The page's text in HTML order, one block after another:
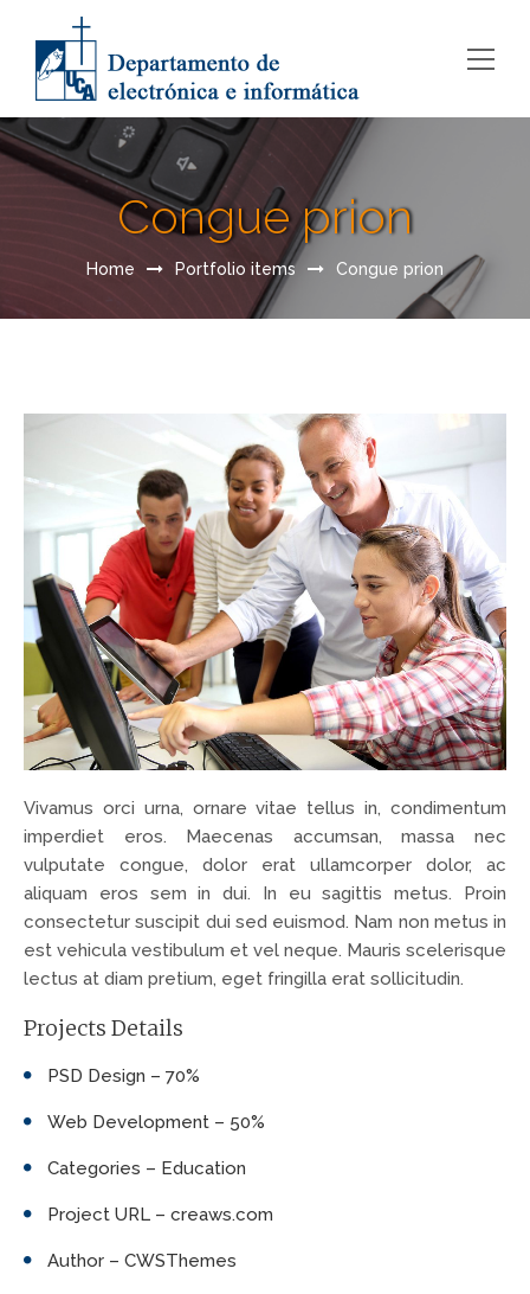
Congue prion
Home Portfolio items Congue prion
Vivamus orci urna, ornare vitae tellus in, condimentum
imperdiet eros. Maecenas accumsan, massa nec
vulputate congue, dolor erat ullamcorper dolor, ac
aliquam eros sem in dui. In eu sagittis metus. Proin
consectetur suscipit dui sed euismod. Nam non metus in
est vehicula vestibulum et vel neque. Mauris scelerisque
lectus at diam pretium, eget fringilla erat sollicitudin.
Projects Details
PSD Design – 70%
Web Development – 50%
Categories – Education
Project URL – creaws.com
Author – CWSThemes